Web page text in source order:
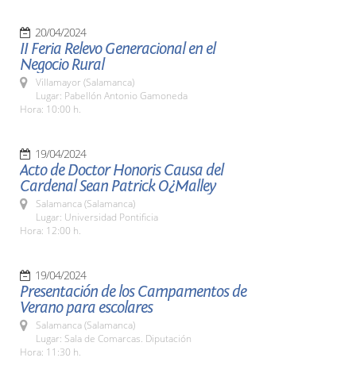
20/04/2024
II Feria Relevo Generacional en el
Negocio Rural
Villamayor (Salamanca)
Lugar: Pabellón Antonio Gamoneda
Hora: 10:00 h.
19/04/2024
Acto de Doctor Honoris Causa del
Cardenal Sean Patrick O¿Malley
Salamanca (Salamanca)
Lugar: Universidad Pontificia
Hora: 12:00 h.
19/04/2024
Presentación de los Campamentos de
Verano para escolares
Salamanca (Salamanca)
Lugar: Sala de Comarcas. Diputación
Hora: 11:30 h.